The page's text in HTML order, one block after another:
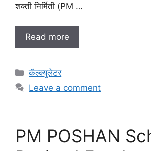
शक्ती निर्मिती (PM …
Read more
C
a
o
r
कॅल्क्युलेटर
Leave a comment
PM POSHAN